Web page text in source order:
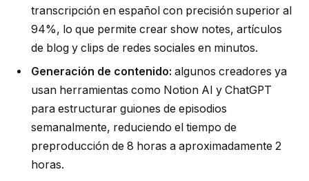
transcripción en español con precisión superior al
94%, lo que permite crear show notes, artículos
de blog y clips de redes sociales en minutos.
Generación de contenido: algunos creadores ya
usan herramientas como Notion AI y ChatGPT
para estructurar guiones de episodios
semanalmente, reduciendo el tiempo de
preproducción de 8 horas a aproximadamente 2
horas.